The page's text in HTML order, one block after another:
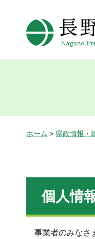
ホーム > 県政情報・
個人情
事業者のみなさ